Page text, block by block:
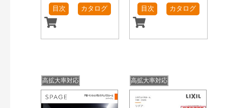
目次 カタログ 目次 カタログ
高拡大率対応 高拡大率対応